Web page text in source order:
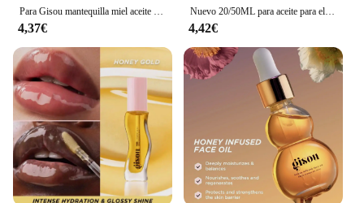
Para Gisou mantequilla miel aceite de labios aceite de labios teñido bálsamo labial pelo coco escarcha sandía azúcar Mango pasión punzón miel cuidado de los labios
4,37€
Nuevo 20/50ML para aceite para el cabello con infusión de miel Gisou enriquecido con miel Mirsalehi para nutrición profunda cuidado del cabello flexibilidad larga duración
4,42€